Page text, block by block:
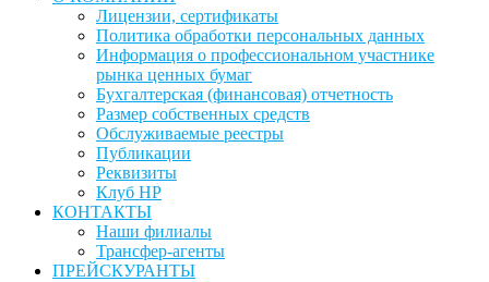
Лицензии, сертификаты
Политика обработки персональных данных
Информация о профессиональном участнике
рынка ценных бумаг
Бухгалтерская (финансовая) отчетность
Размер собственных средств
Обслуживаемые реестры
Публикации
Реквизиты
Клуб НР
КОНТАКТЫ
Наши филиалы
Трансфер-агенты
ПРЕЙСКУРАНТЫ